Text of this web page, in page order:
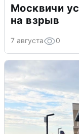
Москвичи
на взрыв
7 августа 0